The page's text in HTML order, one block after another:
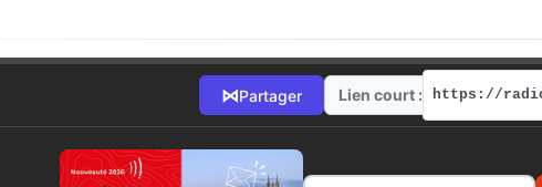
⋈Partager Lien court :